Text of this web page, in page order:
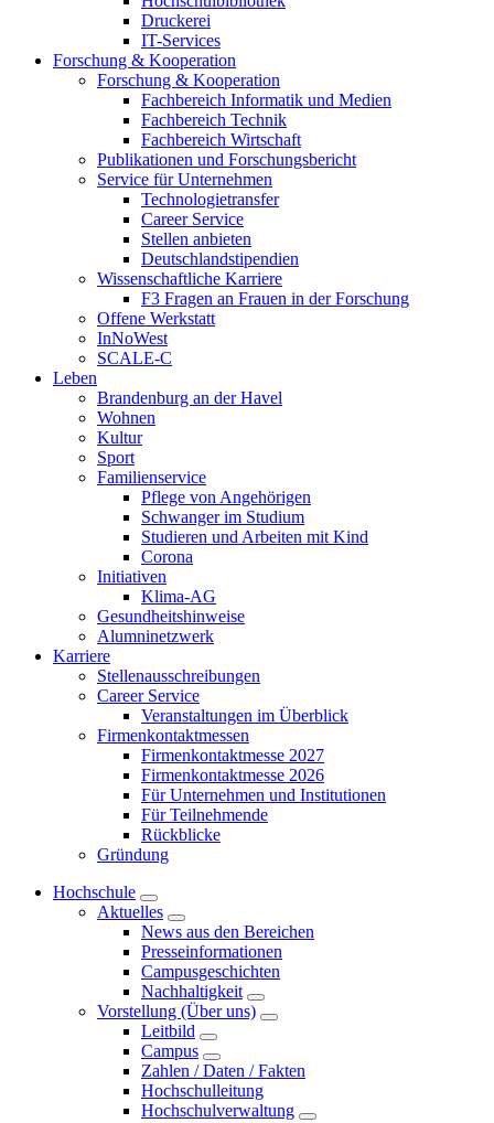
Druckerei
IT-Services
Forschung & Kooperation
Forschung & Kooperation
Fachbereich Informatik und Medien
Fachbereich Technik
Fachbereich Wirtschaft
Publikationen und Forschungsbericht
Service für Unternehmen
Technologietransfer
Career Service
Stellen anbieten
Deutschlandstipendien
Wissenschaftliche Karriere
F3 Fragen an Frauen in der Forschung
Offene Werkstatt
InNoWest
SCALE-C
Leben
Brandenburg an der Havel
Wohnen
Kultur
Sport
Familienservice
Pflege von Angehörigen
Schwanger im Studium
Studieren und Arbeiten mit Kind
Corona
Initiativen
Klima-AG
Gesundheitshinweise
Alumninetzwerk
Karriere
Stellenausschreibungen
Career Service
Veranstaltungen im Überblick
Firmenkontaktmessen
Firmenkontaktmesse 2027
Firmenkontaktmesse 2026
Für Unternehmen und Institutionen
Für Teilnehmende
Rückblicke
Gründung
Hochschule
Aktuelles
News aus den Bereichen
Presseinformationen
Campusgeschichten
Nachhaltigkeit
Vorstellung (Über uns)
Leitbild
Campus
Zahlen / Daten / Fakten
Hochschulleitung
Hochschulverwaltung